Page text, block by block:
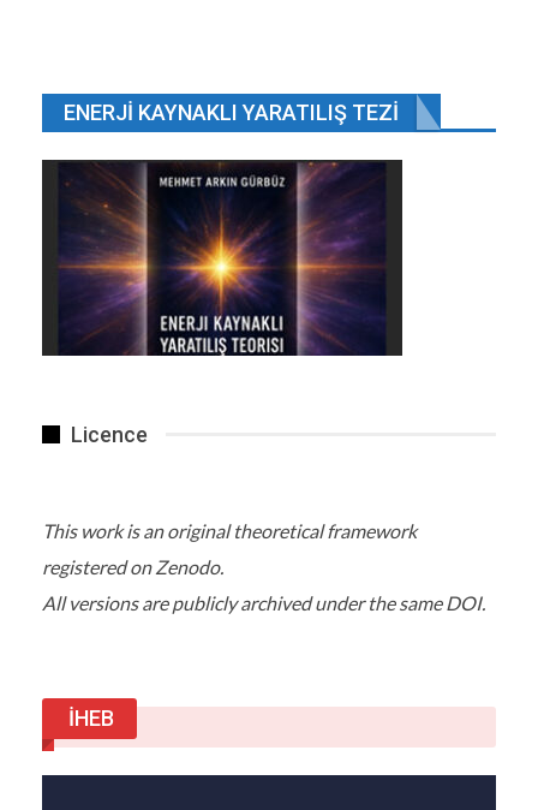
ENERJI KAYNAKLI YARATILIŞ TEZI
Licence
This work is an original theoretical framework
registered on Zenodo.
All versions are publicly archived under the same DOI.
İHEB